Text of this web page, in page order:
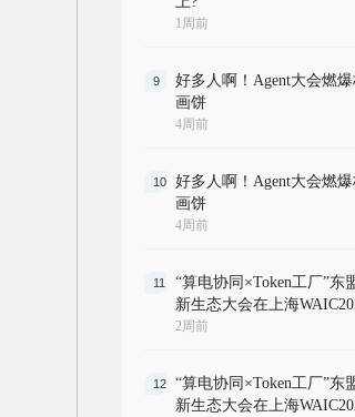
1周前
9
好多人啊！Agent大会燃
画饼
4周前
10
好多人啊！Agent大会燃
画饼
4周前
11
“算电协同×Token工厂”东
新生态大会在上海
2周前
12
“算电协同×Token工厂”东
新生态大会在上海